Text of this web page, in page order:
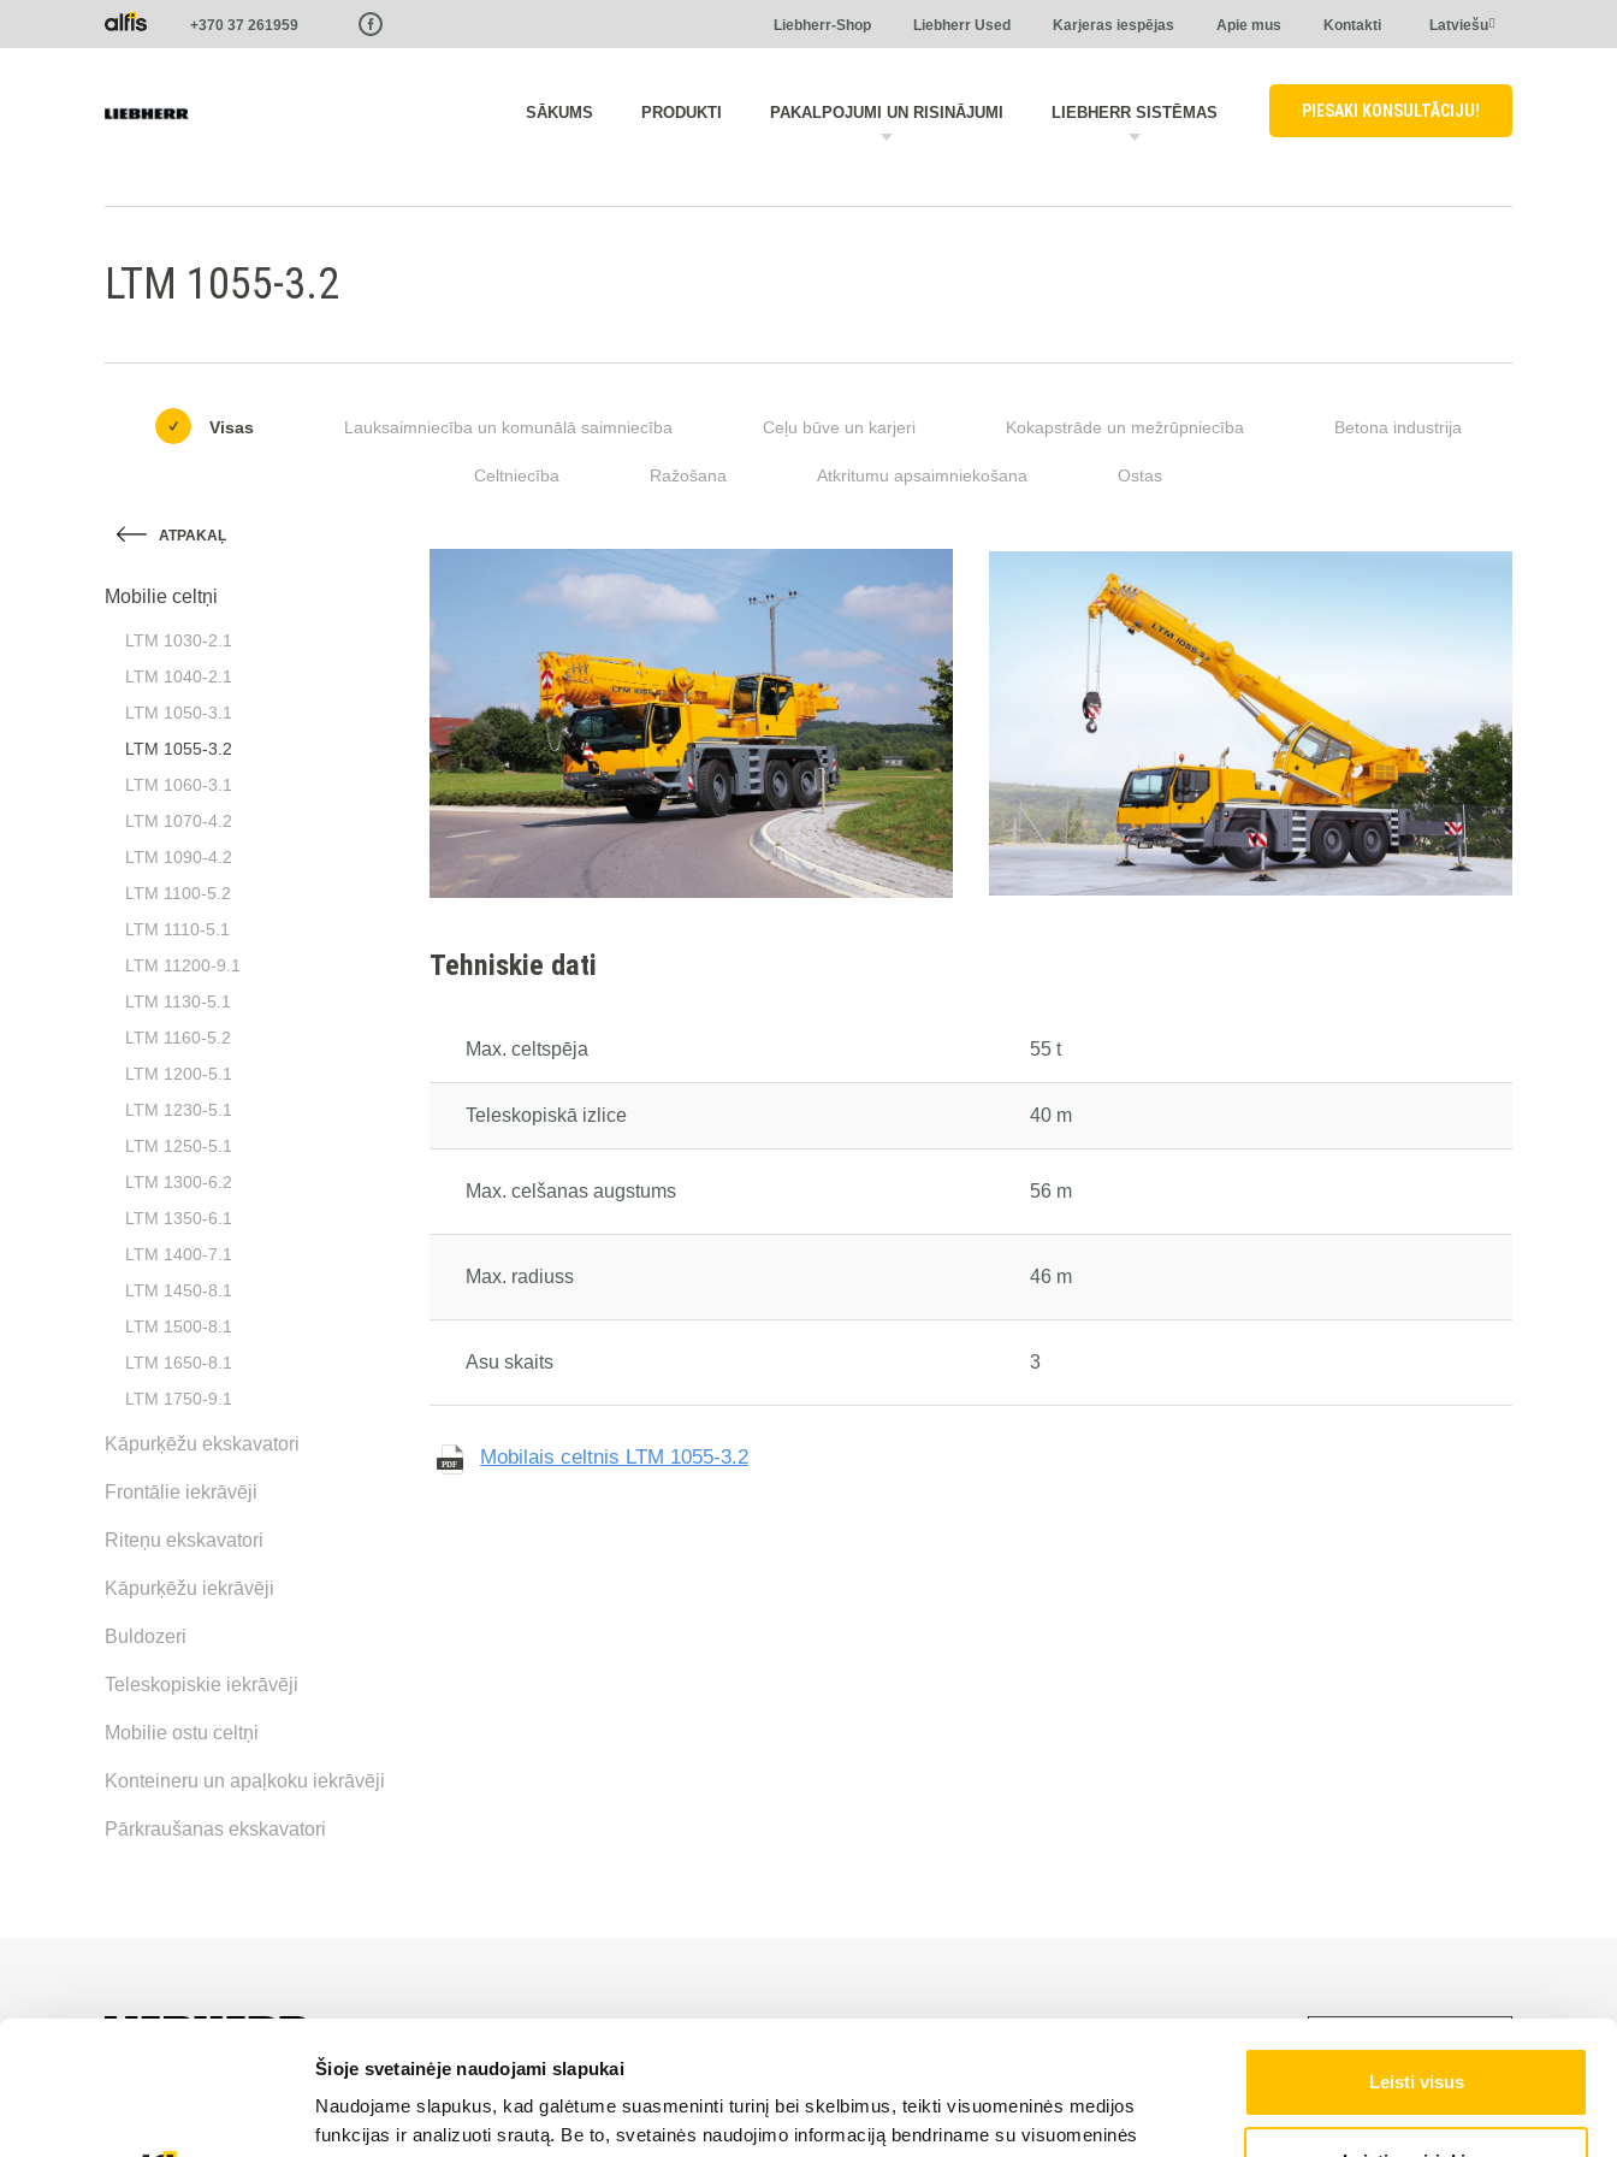
Šioje svetainėje naudojami slapukai
Naudojame slapukus, kad galėtume suasmeninti turinį bei skelbimus, teikti visuomeninės medijos
funkcijas ir analizuoti srautą. Be to, svetainės naudojimo informaciją bendriname su visuomeninės
Leisti visus
Paste this code as high in the of the page as possible:
+370 37 261959 Liebherr-Shop Liebherr Used Karjeras iespējas Apie mus Kontakti Latviešu
SĀKUMS PRODUKTI PAKALPOJUMI UN RISINĀJUMI LIEBHERR SISTĒMAS PIESAKI KONSULTĀCIJU!
LTM 1055-3.2
Visas Lauksaimniecība un komunālā saimniecība Ceļu būve un karjeri Kokapstrāde un mežrūpniecība Betona industrija
Celtniecība Ražošana Atkritumu apsaimniekošana Ostas
ATPAKAĻ
Mobilie celtņi
LTM 1030-2.1
LTM 1040-2.1
LTM 1050-3.1
LTM 1055-3.2
LTM 1060-3.1
LTM 1070-4.2
LTM 1090-4.2
LTM 1100-5.2
LTM 1110-5.1
LTM 11200-9.1
LTM 1130-5.1
LTM 1160-5.2
LTM 1200-5.1
LTM 1230-5.1
LTM 1250-5.1
LTM 1300-6.2
LTM 1350-6.1
LTM 1400-7.1
LTM 1450-8.1
LTM 1500-8.1
LTM 1650-8.1
LTM 1750-9.1
Kāpurķēžu ekskavatori
Frontālie iekrāvēji
Riteņu ekskavatori
Kāpurķēžu iekrāvēji
Buldozeri
Teleskopiskie iekrāvēji
Mobilie ostu celtņi
Konteineru un apaļkoku iekrāvēji
Pārkraušanas ekskavatori
Tehniskie dati
Max. celtspēja 55 t
Teleskopiskā izlice 40 m
Max. celšanas augstums 56 m
Max. radiuss 46 m
Asu skaits 3
Mobilais celtnis LTM 1055-3.2
servisa un risinājumu izplatīšanu Latvijas teritorijā.
SĪKDATŅU IZMANTOŠANA SĪKDATŅU IZMANTOŠANA SĪKDATŅU IZMANTOŠANA
LIETOŠANAS NOTEIKUMI
LIETOŠANAS NOTEIKUMI
LIETOŠANAS NOTEIKUMI